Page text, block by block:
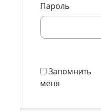
Пароль
Запомнить
меня